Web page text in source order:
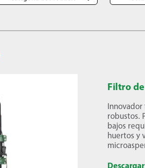
Filtro
robustos.
bajos
huertos y